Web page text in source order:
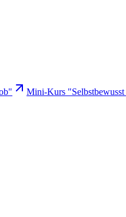
Mini-Kurs "Selbstbewusst